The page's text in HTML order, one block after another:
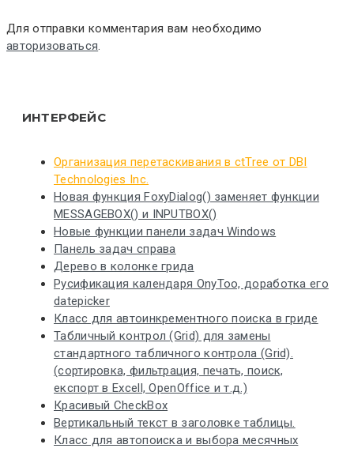
Для отправки комментария вам необходимо
авторизоваться.
ИНТЕРФЕЙС
Организация перетаскивания в ctTree от DBI
Technologies Inc.
Новая функция FoxyDialog() заменяет функции
MESSAGEBOX() и INPUTBOX()
Новые функции панели задач Windows
Панель задач справа
Дерево в колонке грида
Русификация календаря OnyToo, доработка его
datepicker
Класс для автоинкрементного поиска в гриде
Табличный контрол (Grid) для замены
стандартного табличного контрола (Grid).
(сортировка, фильтрация, печать, поиск,
експорт в Excell, OpenOffice и т.д.)
Красивый CheckBox
Вертикальный текст в заголовке таблицы.
Класс для автопоиска и выбора месячных